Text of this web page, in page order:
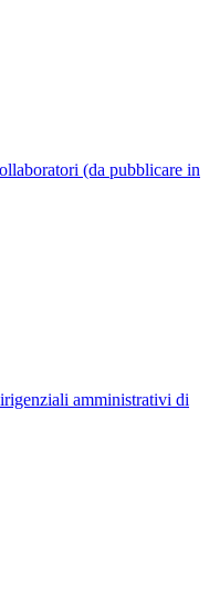
(da pubblicare in
amministrativi di